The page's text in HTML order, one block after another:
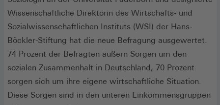
Wissenschaftliche Direktorin des Wirtschafts- und
Sozialwissenschaftlichen Instituts (WSI) der Hans-
Böckler-Stiftung hat die neue Befragung ausgewertet.
74 Prozent der Befragten äußern Sorgen um den
sozialen Zusammenhalt in Deutschland, 70 Prozent
sorgen sich um ihre eigene wirtschaftliche Situation.
Diese Sorgen sind in den unteren Einkommensgruppen